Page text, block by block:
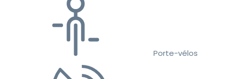
Porte-vélos